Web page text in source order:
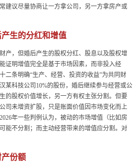
建议尽量协商让一方拿公司，另一方拿房产或
生的分红和增值
产，但婚后产生的股权分红、股息以及股权增
证明增值完全是基于市场因素，而非投入经
二条明确“生产、经营、投资的收益”为共同财
某科技公司10%的股份，婚后继续参与经营或公
的股权价值增长，另一方有权主张分割。但要
司未增资扩股，只是账面价值因市场变化而上
年一些判例认为，被动的市场增值（比如房
能不分割；而主动经营带来的增值应分割。对
份额